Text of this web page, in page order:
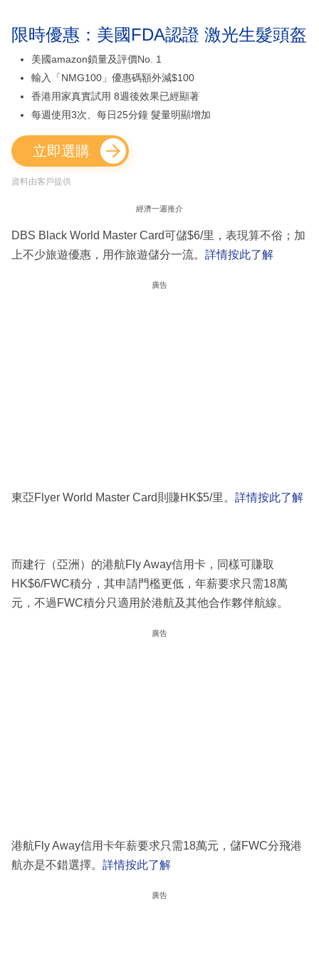
限時優惠：美國FDA認證 激光生髮頭盔
美國amazon鎖量及評價No. 1
輸入「NMG100」優惠碼額外減$100
香港用家真實試用 8週後效果已經顯著
每週使用3次、每日25分鐘 髮量明顯增加
立即選購
資料由客戶提供
經濟一週推介
DBS Black World Master Card可儲$6/里，表現算不俗；加
上不少旅遊優惠，用作旅遊儲分一流。 詳情按此了解
廣告
東亞Flyer World Master Card則賺HK$5/里。 詳情按此了解
而建行（亞洲）的港航Fly Away信用卡，同樣可賺取
HK$6/FWC積分，其申請門檻更低，年薪要求只需18萬
元，不過FWC積分只適用於港航及其他合作夥伴航線。
廣告
港航Fly Away信用卡年薪要求只需18萬元，儲FWC分飛港
航亦是不錯選擇。 詳情按此了解
廣告